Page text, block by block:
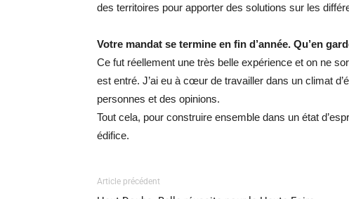
des territoires pour apporter des solutions sur les
Votre mandat se termine en fin d’année. Qu’en
Ce fut réellement une très belle expérience et on ne
est entré. J’ai eu à cœur de travailler dans un climat
personnes et des opinions.
Tout cela, pour construire ensemble dans un état
édifice.
Article précédent